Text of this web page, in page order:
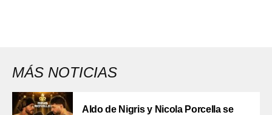
MÁS NOTICIAS
Aldo de Nigris y Nicola Porcella se